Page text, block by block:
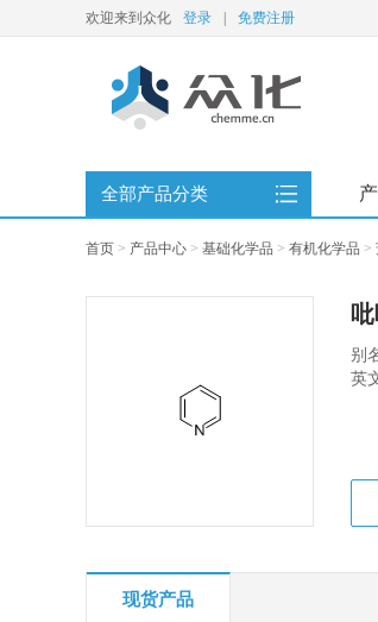
欢迎来到众化 登录 免费注册
全部产品分类
首页 > 产品中心 > 基础化学品 > 有机化学品 >
别
英
现货产品